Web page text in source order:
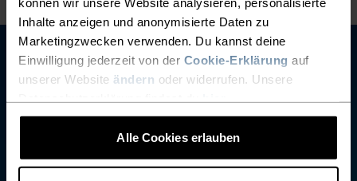
Inhalte anzeigen und anonymisierte Daten zu
Marketingzwecken verwenden. Du kannst deine
Einwilligung jederzeit von der Cookie-Erklärung auf
unserer Website ändern oder widerrufen. Unsere
Alle Cookies erlauben